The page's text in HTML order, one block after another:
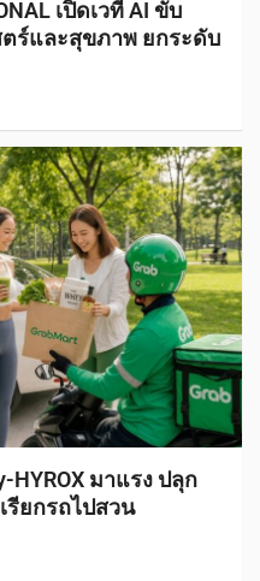
เปิดเวที AI ขับ
ร์และสุขภาพ ยกระดับ
HYROX มาแรง ปลุก
รียกรถไปสวน